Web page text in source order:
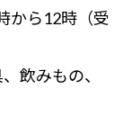
から12時（受
飲みもの、